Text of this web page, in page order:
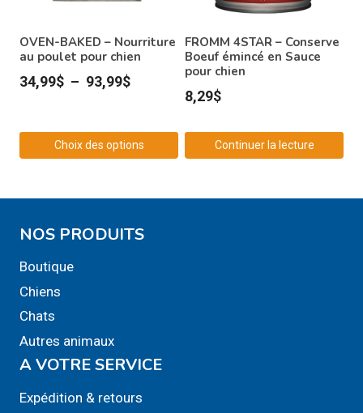
être
choisies
sur
OVEN-BAKED – Nourriture
au poulet pour chien
34,99$ – 93,99$Plage
34,99$
Choix des options
plusieurs
options
peuvent
être
choisies
FROMM 4STAR – Conserve
Boeuf émincé en Sauce
pour chien
8,29$
Continuer la lecture
NOS PRODUITS
Boutique
Chiens
Chats
Autres animaux
A VOTRE SERVICE
Expédition & retours